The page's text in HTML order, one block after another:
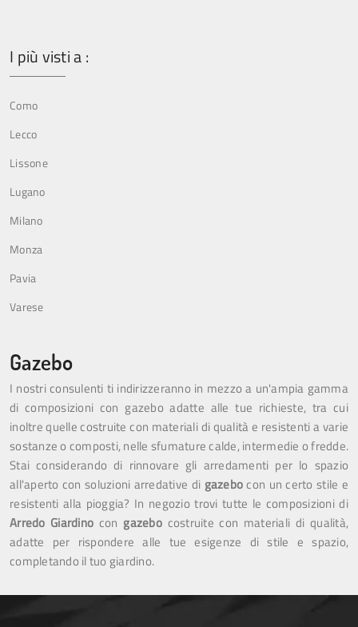
I più visti a :
Como
Lecco
Lissone
Lugano
Milano
Monza
Pavia
Varese
Gazebo
I nostri consulenti ti indirizzeranno in mezzo a un'ampia gamma
di composizioni con gazebo adatte alle tue richieste, tra cui
inoltre quelle costruite con materiali di qualità e resistenti a varie
sostanze o composti, nelle sfumature calde, intermedie o fredde.
Stai considerando di rinnovare gli arredamenti per lo spazio
all'aperto con soluzioni arredative di gazebocon un certo stile e
resistenti alla pioggia? In negozio trovi tutte le composizioni di
Arredo Giardino con gazebocostruite con materiali di qualità,
adatte per rispondere alle tue esigenze di stile e spazio,
completando il tuo giardino.